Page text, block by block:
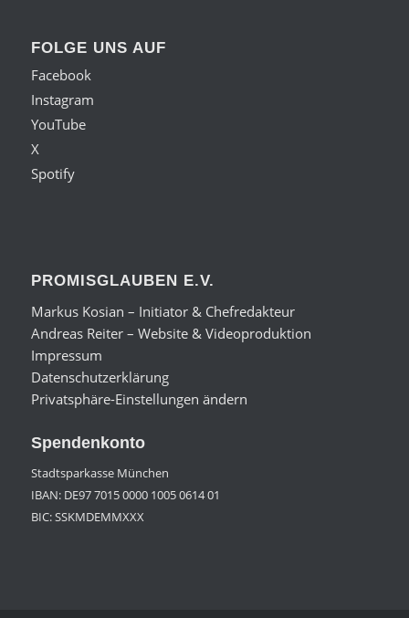
FOLGE UNS AUF
Facebook
Instagram
YouTube
X
Spotify
PROMISGLAUBEN E.V.
Markus Kosian – Initiator & Chefredakteur
Andreas Reiter – Website & Videoproduktion
Impressum
Datenschutzerklärung
Privatsphäre-Einstellungen ändern
Spendenkonto
Stadtsparkasse München
IBAN: DE97 7015 0000 1005 0614 01
BIC: SSKMDEMMXXX